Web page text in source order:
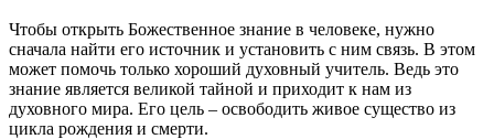
Чтобы открыть Божественное знание в человеке, нужно
сначала найти его источник и установить с ним связь. В этом
может помочь только хороший духовный учитель. Ведь это
знание является великой тайной и приходит к нам из
духовного мира. Его цель – освободить живое существо из
цикла рождения и смерти.